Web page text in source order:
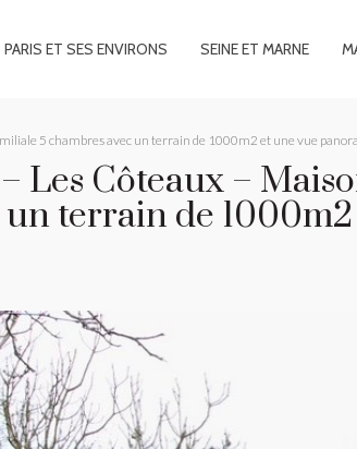
PARIS ET SES ENVIRONS SEINE ET MARNE
5 chambres avec un terrain de 1000m2 et une vue
Les Côteaux –
terrain de